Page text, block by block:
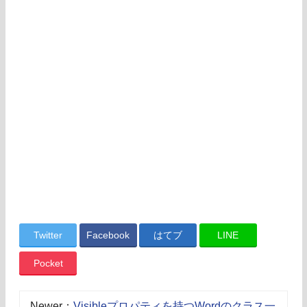
Twitter Facebook はてブ LINE
Pocket